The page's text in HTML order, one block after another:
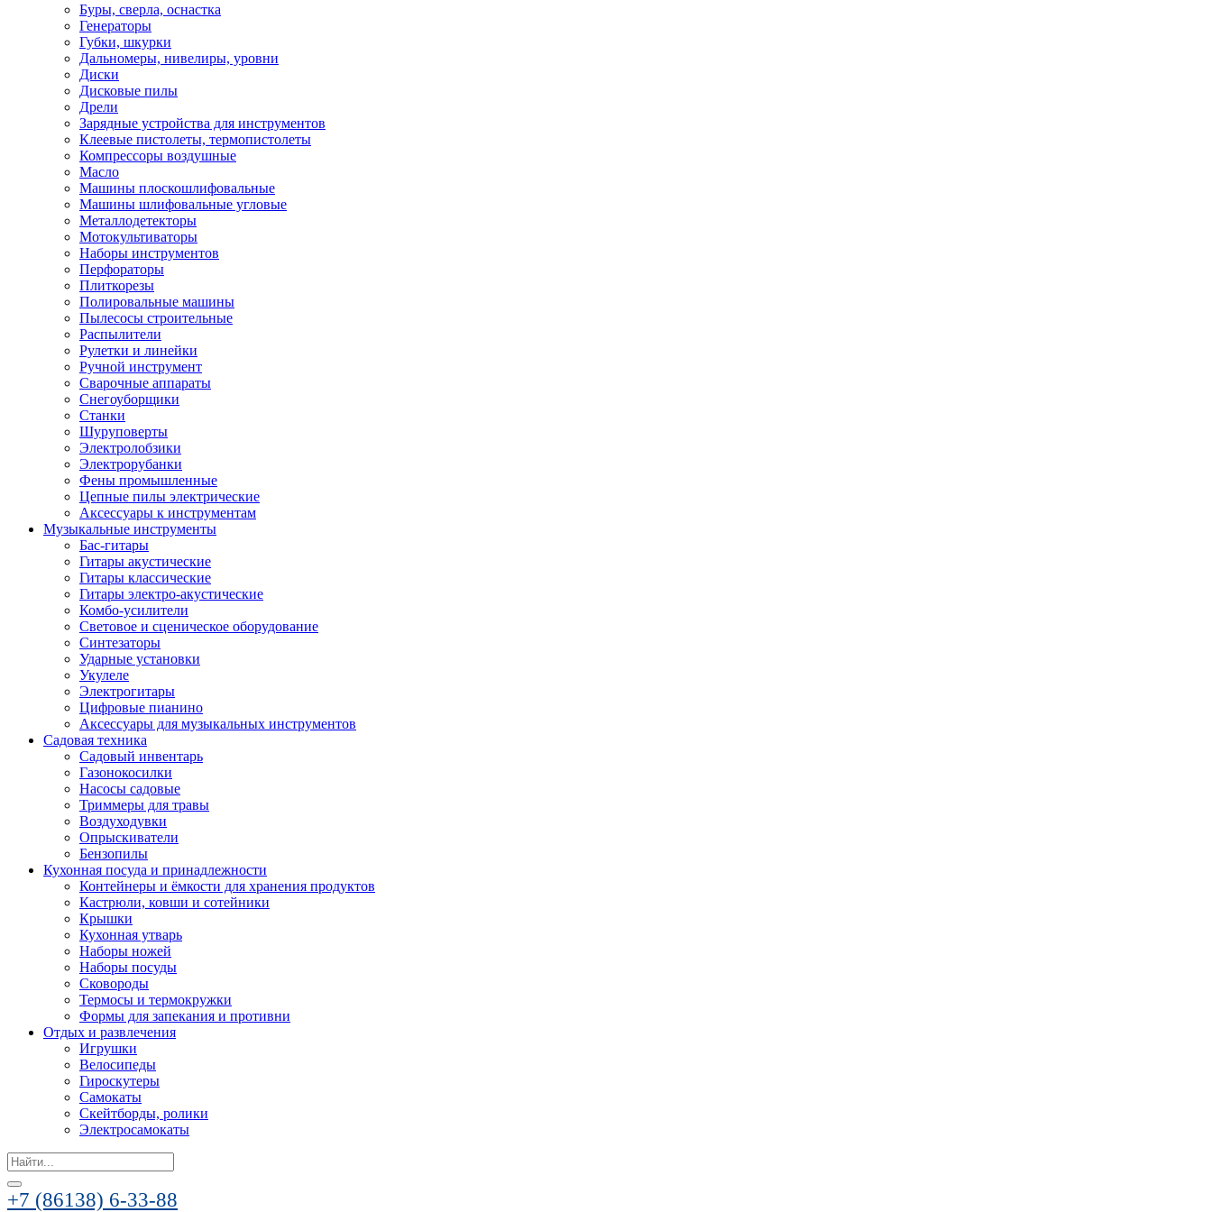
Буры, сверла, оснастка
Генераторы
Губки, шкурки
Дальномеры, нивелиры, уровни
Диски
Дисковые пилы
Дрели
Зарядные устройства для инструментов
Клеевые пистолеты, термопистолеты
Компрессоры воздушные
Масло
Машины плоскошлифовальные
Машины шлифовальные угловые
Металлодетекторы
Мотокультиваторы
Наборы инструментов
Перфораторы
Плиткорезы
Полировальные машины
Пылесосы строительные
Распылители
Рулетки и линейки
Ручной инструмент
Сварочные аппараты
Снегоуборщики
Станки
Шуруповерты
Электролобзики
Электрорубанки
Фены промышленные
Цепные пилы электрические
Аксессуары к инструментам
Музыкальные инструменты
Бас-гитары
Гитары акустические
Гитары классические
Гитары электро-акустические
Комбо-усилители
Световое и сценическое оборудование
Синтезаторы
Ударные установки
Укулеле
Электрогитары
Цифровые пианино
Аксессуары для музыкальных инструментов
Садовая техника
Садовый инвентарь
Газонокосилки
Насосы садовые
Триммеры для травы
Воздуходувки
Опрыскиватели
Бензопилы
Кухонная посуда и принадлежности
Контейнеры и ёмкости для хранения продуктов
Кастрюли, ковши и сотейники
Крышки
Кухонная утварь
Наборы ножей
Наборы посуды
Сковороды
Термосы и термокружки
Формы для запекания и противни
Отдых и развлечения
Игрушки
Велосипеды
Гироскутеры
Самокаты
Скейтборды, ролики
Электросамокаты
Search
for:
+7 (86138) 6-33-88